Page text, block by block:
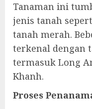
Tanaman ini
jenis tanah
tanah merah.
terkenal dengan
termasuk Long
Khanh.
Proses